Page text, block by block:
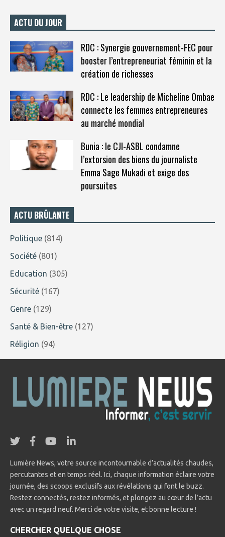
ACTU DU JOUR
RDC : Synergie gouvernement-FEC pour
booster l’entrepreneuriat féminin et la
création de richesses
RDC : Le leadership de Micheline Ombae
connecte les femmes entrepreneures
au marché mondial
Bunia : le CJI-ASBL condamne
l’extorsion des biens du journaliste
Emma Sage Mukadi et exige des
poursuites
ACTU BRÛLANTE
Politique (814)
Société (801)
Education (305)
Sécurité (167)
Genre (129)
Santé & Bien-être (127)
Réligion (94)
Lumière News, votre source incontournable d’actualités chaudes,
percutantes et en temps réel. Ici, chaque information éclaire votre
journée, des scoops exclusifs aux révélations qui font le buzz.
Restez connectés, restez informés, et plongez au cœur de l’actu
avec un regard neuf. Merci de votre visite, et bonne lecture !
CHERCHER QUELQUE CHOSE